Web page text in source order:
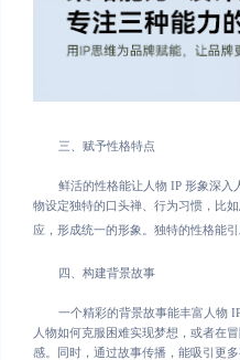
三、赋予性格特点
鲜活的性格能让人物 IP 形象深入
物设定独特的口头禅、行为习惯，比
应，形成统一的形象。独特的性格能
四、构建背景故事
一个精彩的背景故事能丰富人物
人物如何克服困难实现梦想，或者在
感。同时，通过故事传播，能吸引更